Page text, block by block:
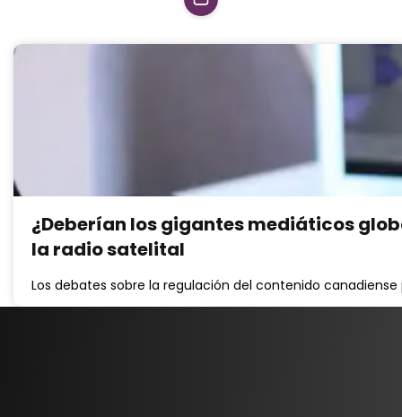
¿Deberían los gigantes mediáticos
la radio satelital
Los debates sobre la regulación del contenido